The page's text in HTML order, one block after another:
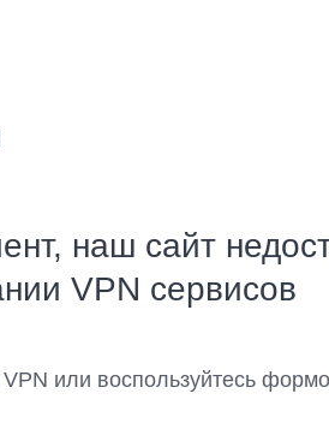
наш сайт
VPN сервисов
или воспользуйтесь